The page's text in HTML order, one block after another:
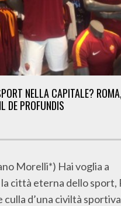
NELLA CAPITALE?
DE PROFUNDIS
Morelli*) Hai voglia a
città eterna dello sport,
d’una civiltà